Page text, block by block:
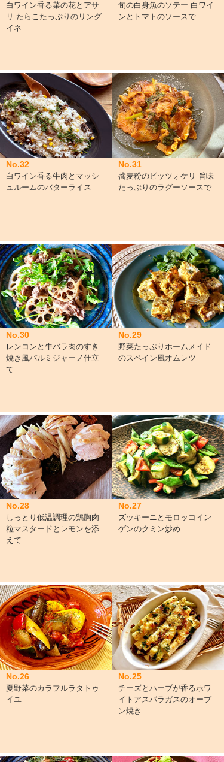
白ワイン香る菜の花とアサ
リ たらこたっぷりのリング
イネ
旬の白身魚のソテー 白ワイ
ンとトマトのソースで
No.32
白ワイン香る牛肉とマッシ
ュルームのバターライス
No.31
蕎麦粉のピッツォケリ 旨味
たっぷりのラグーソースで
No.30
レンコンと牛バラ肉のすき
焼き風パルミジャーノ仕立
て
No.29
野菜たっぷりホームメイド
のスペイン風オムレツ
No.28
しっとり低温調理の鶏胸肉
粒マスタードとレモンを添
えて
No.27
ズッキーニとモロッコイン
ゲンのクミン炒め
No.26
夏野菜のカラフルラタトゥ
イユ
No.25
チーズとハーブが香るホワ
イトアスパラガスのオーブ
ン焼き